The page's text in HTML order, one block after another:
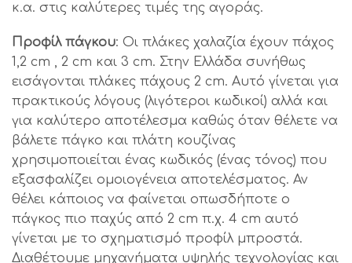
κ.α. στις καλύτερες τιμές της αγοράς.
Προφίλ πάγκου: Οι πλάκες χαλαζία έχουν πάχος
1,2 cm , 2 cm και 3 cm. Στην Ελλάδα συνήθως
εισάγονται πλάκες πάχους 2 cm. Αυτό γίνεται για
πρακτικούς λόγους (λιγότεροι κωδικοί) αλλά και
για καλύτερο αποτέλεσμα καθώς όταν θέλετε να
βάλετε πάγκο και πλάτη κουζίνας
χρησιμοποιείται ένας κωδικός (ένας τόνος) που
εξασφαλίζει ομοιογένεια αποτελέσματος. Αν
θέλει κάποιος να φαίνεται οπωσδήποτε ο
πάγκος πιο παχύς από 2 cm π.χ. 4 cm αυτό
γίνεται με το σχηματισμό προφίλ μπροστά.
Διαθέτουμε μηχανήματα υψηλής τεχνολογίας και